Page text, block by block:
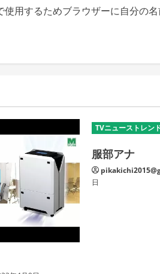
使用するためブラウザーに自分の
TVニューストレン
服部アナ
日